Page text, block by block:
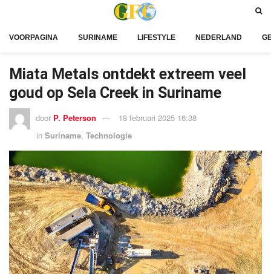
VOORPAGINA SURINAME LIFESTYLE NEDERLAND
Miata Metals ontdekt extreem veel
goud op Sela Creek in Suriname
door P. Peterson
18 februari 2025 16:38
in Suriname, Technologie